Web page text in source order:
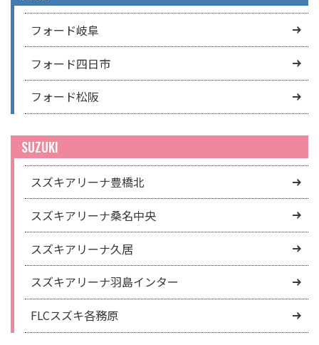
フォード岐阜
フォード四日市
フォード松阪
SUZUKI
スズキアリーナ豊橋北
スズキアリーナ桑名中央
スズキアリーナ久居
スズキアリーナ羽島インター
FLCスズキ各務原